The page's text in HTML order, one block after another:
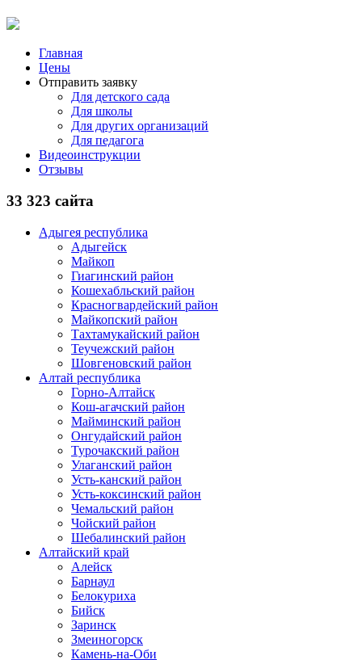
Главная
Цены
Отправить заявку
Для детского сада
Для школы
Для других организаций
Для педагога
Видеоинструкции
Отзывы
33 323 сайта
Адыгея республика
Адыгейск
Майкоп
Гиагинский район
Кошехабльский район
Красногвардейский район
Майкопский район
Тахтамукайский район
Теучежский район
Шовгеновский район
Алтай республика
Горно-Алтайск
Кош-агачский район
Майминский район
Онгудайский район
Турочакский район
Улаганский район
Усть-канский район
Усть-коксинский район
Чемальский район
Чойский район
Шебалинский район
Алтайский край
Алейск
Барнаул
Белокуриха
Бийск
Заринск
Змеиногорск
Камень-на-Оби